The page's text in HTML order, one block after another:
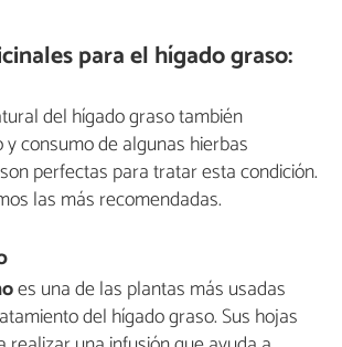
para el hígado graso:
del hígado graso también
consumo de algunas hierbas
perfectas para tratar esta condición.
las más recomendadas.
es una de las plantas más usadas
del hígado graso. Sus hojas